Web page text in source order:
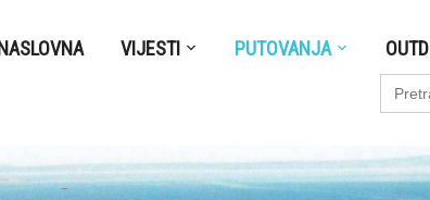
VIJESTI PUTOVANJA
Search
for: